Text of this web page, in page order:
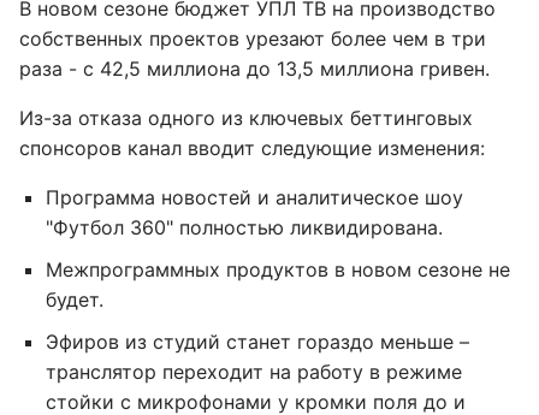
В новом сезоне бюджет УПЛ ТВ на производство
собственных проектов урезают более чем в три
раза - с 42,5 миллиона до 13,5 миллиона гривен.
Из-за отказа одного из ключевых беттинговых
спонсоров канал вводит следующие изменения:
Программа новостей и аналитическое шоу
"Футбол 360" полностью ликвидирована.
Межпрограммных продуктов в новом сезоне не
будет.
Эфиров из студий станет гораздо меньше –
транслятор переходит на работу в режиме
стойки с микрофонами у кромки поля до и